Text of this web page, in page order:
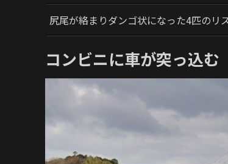
尻尾が絡まりダンゴ状になった4匹のリ
コンビニに車が突っ込む